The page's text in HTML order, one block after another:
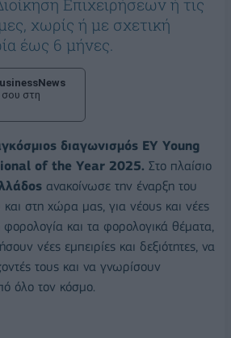
Επιχειρήσεων ή τις
χωρίς ή με σχετική
έως 6 μήνες.
στη
διαγωνισμός ΕΥ Young
of the Year 2025. Στο πλαίσιο
ανακοίνωσε την έναρξη του
στη χώρα μας, για νέους και νέες
και τα φορολογικά θέματα,
νέες εμπειρίες και δεξιότητες, να
τους και να γνωρίσουν
όλο τον κόσμο.